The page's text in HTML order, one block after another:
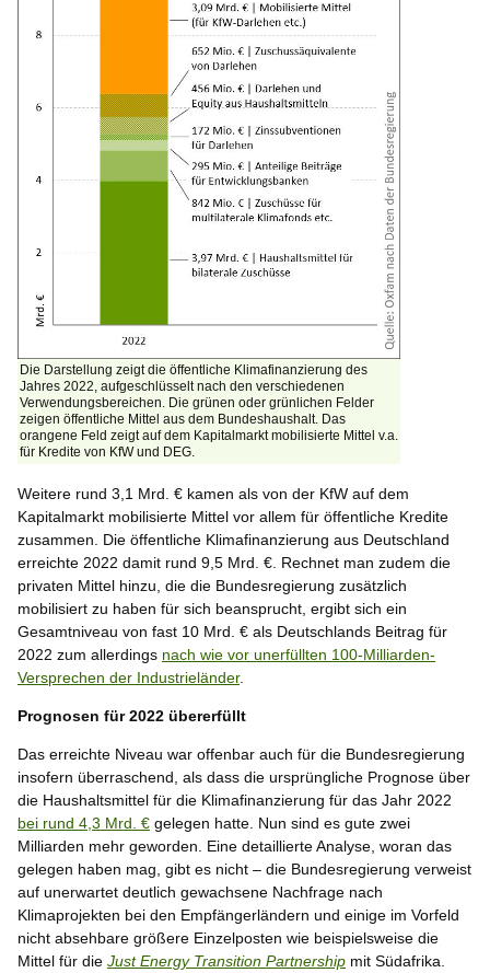
Die Darstellung zeigt die öffentliche Klimafinanzierung des
Jahres 2022, aufgeschlüsselt nach den verschiedenen
Verwendungsbereichen. Die grünen oder grünlichen Felder
zeigen öffentliche Mittel aus dem Bundeshaushalt. Das
orangene Feld zeigt auf dem Kapitalmarkt mobilisierte Mittel v.a.
für Kredite von KfW und DEG.
Weitere rund 3,1 Mrd. € kamen als von der KfW auf dem
Kapitalmarkt mobilisierte Mittel vor allem für öffentliche Kredite
zusammen. Die öffentliche Klimafinanzierung aus Deutschland
erreichte 2022 damit rund 9,5 Mrd. €. Rechnet man zudem die
privaten Mittel hinzu, die die Bundesregierung zusätzlich
mobilisiert zu haben für sich beansprucht, ergibt sich ein
Gesamtniveau von fast 10 Mrd. € als Deutschlands Beitrag für
2022 zum allerdings nach wie vor unerfüllten 100-Milliarden-
Versprechen der Industrieländer.
Prognosen für 2022 übererfüllt
Das erreichte Niveau war offenbar auch für die Bundesregierung
insofern überraschend, als dass die ursprüngliche Prognose über
die Haushaltsmittel für die Klimafinanzierung für das Jahr 2022
bei rund 4,3 Mrd. € gelegen hatte. Nun sind es gute zwei
Milliarden mehr geworden. Eine detaillierte Analyse, woran das
gelegen haben mag, gibt es nicht – die Bundesregierung verweist
auf unerwartet deutlich gewachsene Nachfrage nach
Klimaprojekten bei den Empfängerländern und einige im Vorfeld
nicht absehbare größere Einzelposten wie beispielsweise die
Mittel für die Just Energy Transition Partnership mit Südafrika.